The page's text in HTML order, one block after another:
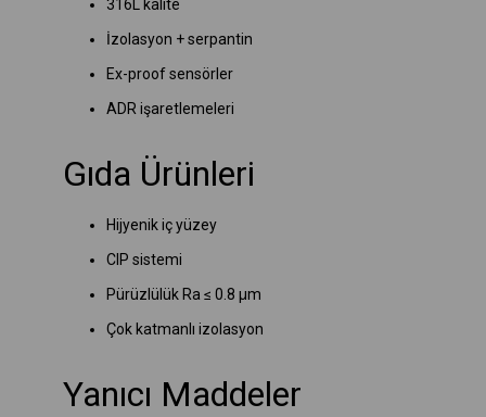
316L kalite
İzolasyon + serpantin
Ex-proof sensörler
ADR işaretlemeleri
Gıda Ürünleri
Hijyenik iç yüzey
CIP sistemi
Pürüzlülük Ra ≤ 0.8 µm
Çok katmanlı izolasyon
Yanıcı Maddeler